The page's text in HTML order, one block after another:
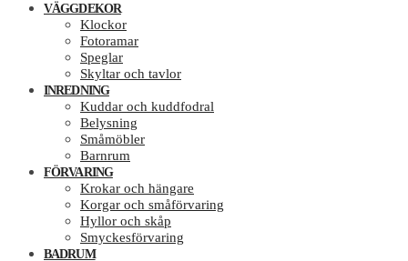
VÄGGDEKOR
Klockor
Fotoramar
Speglar
Skyltar och tavlor
INREDNING
Kuddar och kuddfodral
Belysning
Småmöbler
Barnrum
FÖRVARING
Krokar och hängare
Korgar och småförvaring
Hyllor och skåp
Smyckesförvaring
BADRUM